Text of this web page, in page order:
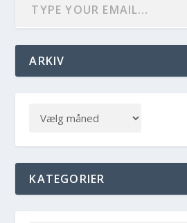
ARKIV
KATEGORIER